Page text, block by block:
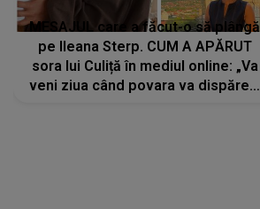
MESAJUL care a făcut-o să plângă
pe Ileana Sterp. CUM A APĂRUT
sora lui Culiță în mediul online: „Va
veni ziua când povara va dispărea,